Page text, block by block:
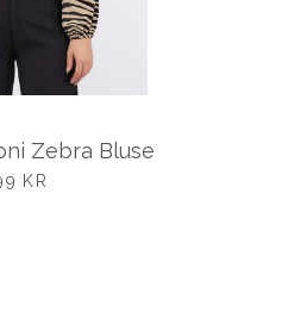
Zebra Bluse
KR